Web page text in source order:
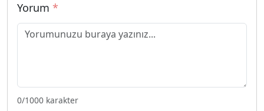
Yorum *
0/1000 karakter